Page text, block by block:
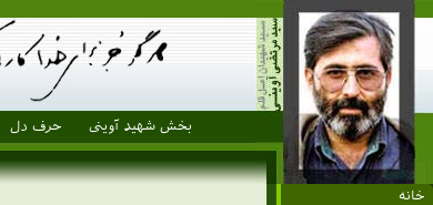
بخش شهید آوینی حرف دل
خانه